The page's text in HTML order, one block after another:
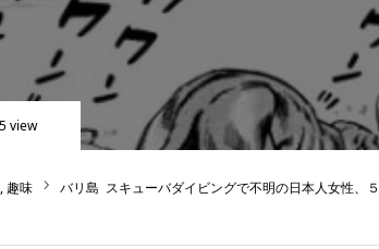
view
趣味 バリ島 スキューバダイビングで不明の日本人女性、